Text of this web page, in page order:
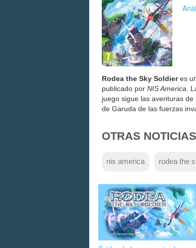
Rodea the Sky Soldieres
publicado por NIS America .
juego sigue las aventuras
de Garuda de las fuerzas
OTRAS
nis america rodea the